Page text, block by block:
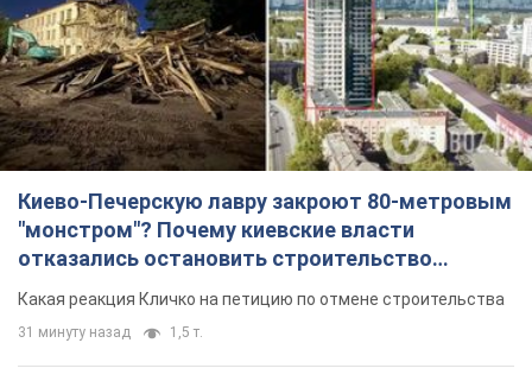
Киево-Печерскую лавру закроют 80-метровым
"монстром"? Почему киевские власти
отказались остановить строительство
небоскреба "московского верующего"
Какая реакция Кличко на петицию по отмене строительства
31 минуту назад 1,5 т.